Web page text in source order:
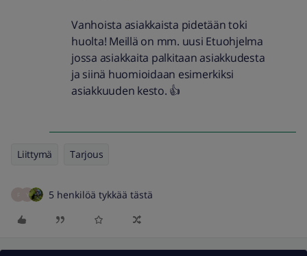
Vanhoista asiakkaista pidetään toki
huolta! Meillä on mm. uusi Etuohjelma
jossa asiakkaita palkitaan asiakkudesta
ja siinä huomioidaan esimerkiksi
asiakkuuden kesto. 👍
Liittymä Tarjous
5 henkilöä tykkää tästä